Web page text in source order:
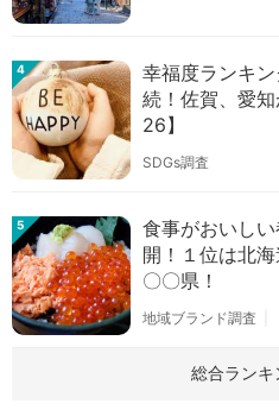
4
幸福度ランキ
続！佐賀、愛
26】
SDGs調査
5
食事がおいし
開！１位は北
〇〇県！
地域ブランド調査
総合ランキ